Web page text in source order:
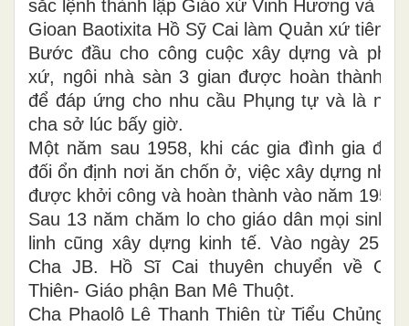
sắc lệnh thành lập Giáo xứ Vinh Hương và bổ
Gioan Baotixita Hồ Sỹ Cai làm Quản xứ tiên
Bước đầu cho công cuộc xây dựng và phát
xứ, ngôi nhà sàn 3 gian được hoàn thành
để đáp ứng cho nhu cầu Phụng tự và là nơi
cha sở lúc bấy giờ.
Một năm sau 1958, khi các gia đình gia
đối ổn định nơi ăn chốn ở, việc xây dựng nhà
được khởi công và hoàn thành vào năm 1959.
Sau 13 năm chăm lo cho giáo dân mọi sinh
linh cũng xây dựng kinh tế. Vào ngày 25 –
Cha JB. Hồ Sĩ Cai thuyên chuyển về
Thiên- Giáo phận Ban Mê Thuột.
Cha Phaolô Lê Thanh Thiên từ Tiểu Chủng